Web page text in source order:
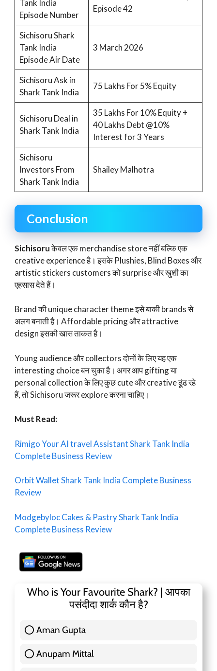
Tank India
Episode Number
Episode 42
Sichisoru Shark
Tank India
Episode Air Date
3 March 2026
Sichisoru Ask in
Shark Tank India
75 Lakhs For 5% Equity
Sichisoru Deal in
Shark Tank India
35 Lakhs For 10% Equity +
40 Lakhs Debt @10%
Interest for 3 Years
Sichisoru
Investors From
Shark Tank India
Shailey Malhotra
Conclusion
Sichisoruकेवल एक merchandise store नहीं बल्कि एक
creative experience है। इसके Plushies, Blind Boxes और
artistic stickers customers को surprise और खुशी का
एहसास देते हैं।
Brand की unique character theme इसे बाकी brands से
अलग बनाती है। Affordable pricing और attractive
design इसकी खास ताकत है।
Young audience और collectors दोनों के लिए यह एक
interesting choice बन चुका है। अगर आप gifting या
personal collection के लिए कुछ cute और creative ढूंढ रहे
हैं, तो Sichisoru जरूर explore करना चाहिए।
Must Read:
Rimigo Your AI travel Assistant Shark Tank India
Complete Business Review
Orbit Wallet Shark Tank India Complete Business
Review
Modgebyloc Cakes & Pastry Shark Tank India
Complete Business Review
Who is Your Favourite Shark? | आपका
पसंदीदा शार्क कौन है?
Aman Gupta
Anupam Mittal